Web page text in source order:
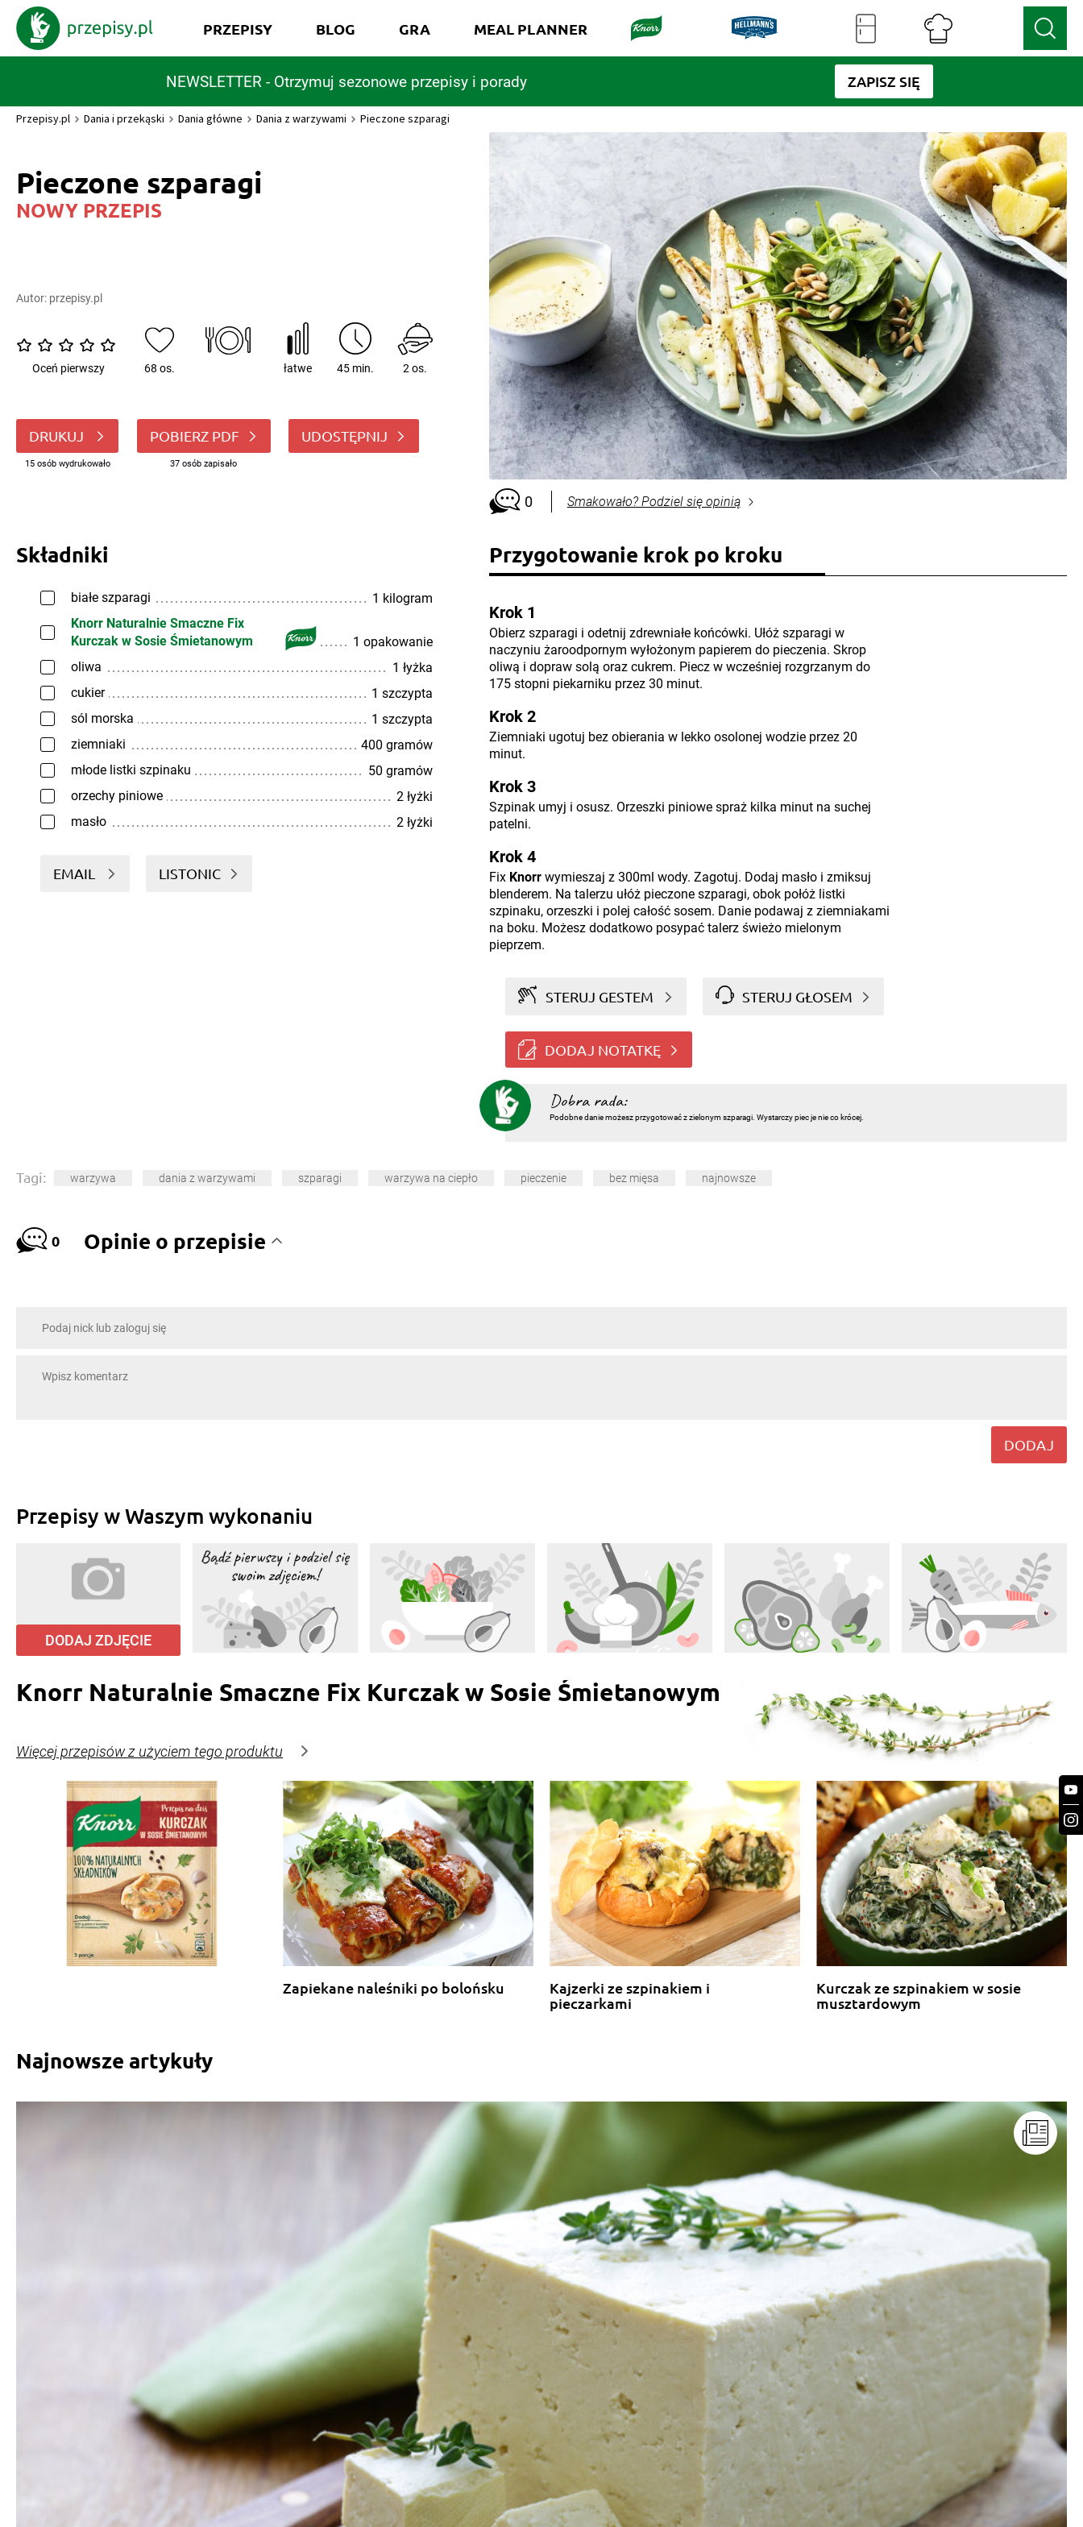
NEWSLETTER - Otrzymuj sezonowe przepisy i porady ZAPISZ SIĘ
PRZEPISY BLOG GRA MEAL PLANNER
Przepisy.pl Dania i przekąski Dania główne Dania z warzywami Pieczone szparagi
Pieczone szparagi
NOWY PRZEPIS
Autor: przepisy.pl
Oceń pierwszy 68 os. łatwe 45 min. 2 os.
DRUKUJ
15 osób wydrukowało
POBIERZ PDF
37 osób zapisało
UDOSTĘPNIJ
0 Smakowało? Podziel się opinią
Składniki
białe szparagi
1 kilogram
Knorr Naturalnie Smaczne Fix
Kurczak w Sosie Śmietanowym
1 opakowanie
oliwa
1 łyżka
cukier
1 szczypta
sól morska
1 szczypta
ziemniaki
400 gramów
młode listki szpinaku
50 gramów
orzechy piniowe
2 łyżki
masło
2 łyżki
EMAIL LISTONIC
Przygotowanie krok po kroku
Krok 1
Obierz szparagi i odetnij zdrewniałe końcówki. Ułóż szparagi w
naczyniu żaroodpornym wyłożonym papierem do pieczenia. Skrop
oliwą i dopraw solą oraz cukrem. Piecz w wcześniej rozgrzanym do
175 stopni piekarniku przez 30 minut.
Krok 2
Ziemniaki ugotuj bez obierania w lekko osolonej wodzie przez 20
minut.
Krok 3
Szpinak umyj i osusz. Orzeszki piniowe spraż kilka minut na suchej
patelni.
Krok 4
Fix Knorrwymieszaj z 300ml wody. Zagotuj. Dodaj masło i zmiksuj
blenderem. Na talerzu ułóż pieczone szparagi, obok połóż listki
szpinaku, orzeszki i polej całość sosem. Danie podawaj z ziemniakami
na boku. Możesz dodatkowo posypać talerz świeżo mielonym
pieprzem.
STERUJ GESTEM STERUJ GŁOSEM
DODAJ NOTATKĘ
Dobra rada:
Podobne danie możesz przygotować z zielonym szparagi. Wystarczy piec je nie co krócej.
Tagi: warzywa dania z warzywami szparagi warzywa na ciepło pieczenie bez mięsa najnowsze
0 Opinie o przepisie
DODAJ
Przepisy w Waszym wykonaniu
DODAJ ZDJĘCIE
Knorr Naturalnie Smaczne Fix Kurczak w Sosie Śmietanowym
Więcej przepisów z użyciem tego produktu
Zapiekane naleśniki po bolońsku
Kajzerki ze szpinakiem i
pieczarkami
Kurczak ze szpinakiem w sosie
musztardowym
Najnowsze artykuły